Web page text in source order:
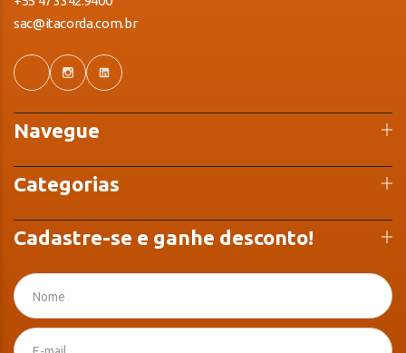
sac@itacorda.com.br
Navegue
Categorias
Cadastre-se e ganhe desconto!